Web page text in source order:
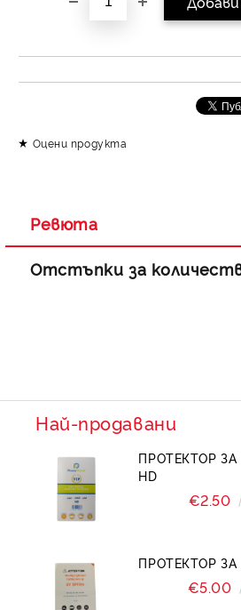
Оцени продукта
Ревюта
Отстъпки за
Най-продавани
ПРОТЕКТОР
HD
€2.50
ПРОТЕКТОР
€5.00